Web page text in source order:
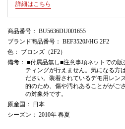
詳細はこちら
商品番号 ： BU5636DU001655
ブランド商品番号 ： BEF3520J/HG 2F2
色 ： ブロンズ（2F2）
備考 ： ■付属品無し■注意事項ネットでの
ティングが行えません。気になる方
ださい。装着されているデモ用レン
的のため、傷や汚れあることががご
の対象外です。
原産国 ： 日本
シーズン ： 2010年 春夏